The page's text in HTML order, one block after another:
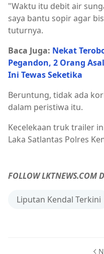
"Waktu itu debit air
saya bantu sopir agar
tuturnya.
Baca Juga: Nekat
Pegandon, 2 Orang
Ini Tewas Seketika
Beruntung, tidak ada
dalam peristiwa itu.
Kecelekaan truk trailer
Laka Satlantas Polres
FOLLOW LKTNEWS.COM
Liputan Kendal Terkini